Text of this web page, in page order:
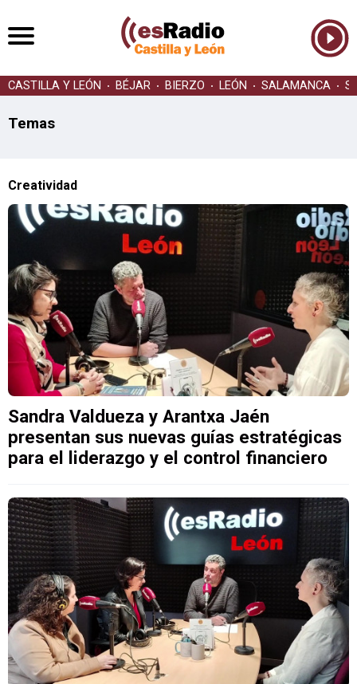
CASTILLA Y LEÓN BÉJAR BIERZO LEÓN SALAMANCA
Temas
Creatividad
Sandra Valdueza y Arantxa Jaén
presentan sus nuevas guías estratégicas
para el liderazgo y el control financiero